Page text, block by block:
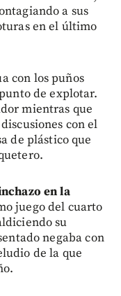
a sus
en el último
con los puños
de explotar.
mientras que
con el
de plástico que
en la
juego del cuarto
su
negaba con
de la que